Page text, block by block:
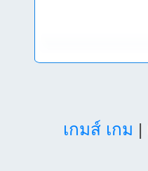
เกมส์ เกม |